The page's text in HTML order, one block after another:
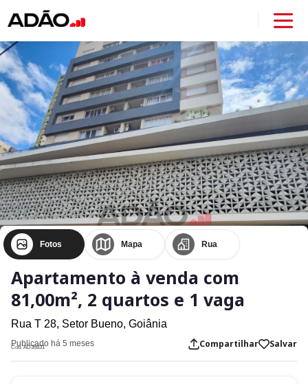
Fotos Mapa Rua
Apartamento à venda com
81,00m², 2 quartos e 1 vaga
Rua T 28, Setor Bueno, Goiânia
Publicado há 5 meses
Cod. AD36831 Compartilhar Salvar